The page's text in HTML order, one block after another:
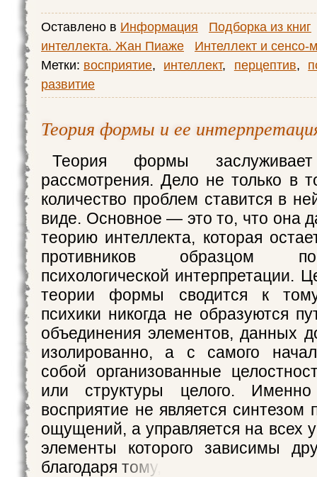
Оставлено в Информация
Подборка из книг
интеллекта. Жан Пиаже
Интеллект и
Метки: восприятие, интеллект, перцептив,
развитие
Теория формы и ее
Теория формы заслуживает
рассмотрения. Дело не только в
количество проблем ставится в
виде. Основное — это то, что она
теорию интеллекта, которая
противников образцом
психологической интерпретации.
теории формы сводится к
психики никогда не образуются
объединения элементов, данных
изолированно, а с самого
собой организованные
или структуры целого.
восприятие не является
ощущений, а управляется на всех
элементы которого зависимы
благодаря тому,